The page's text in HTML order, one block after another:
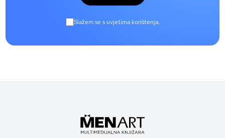
Slažem se s uvjetima korištenja.